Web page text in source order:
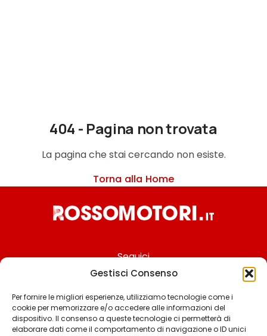
Gestisci Consenso
Per fornire le migliori esperienze, utilizziamo tecnologie come i
cookie per memorizzare e/o accedere alle informazioni del
dispositivo. Il consenso a queste tecnologie ci permetterà di
elaborare dati come il comportamento di navigazione o ID unici
404 - Pagina non trovata
La pagina che stai cercando non esiste.
Torna alla Home
Seguici
Chi siamo